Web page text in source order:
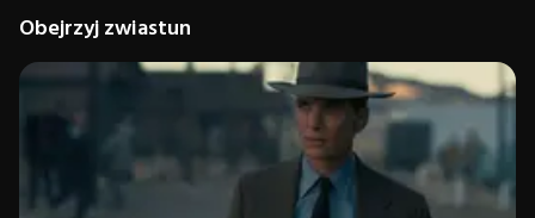
Obejrzyj zwiastun